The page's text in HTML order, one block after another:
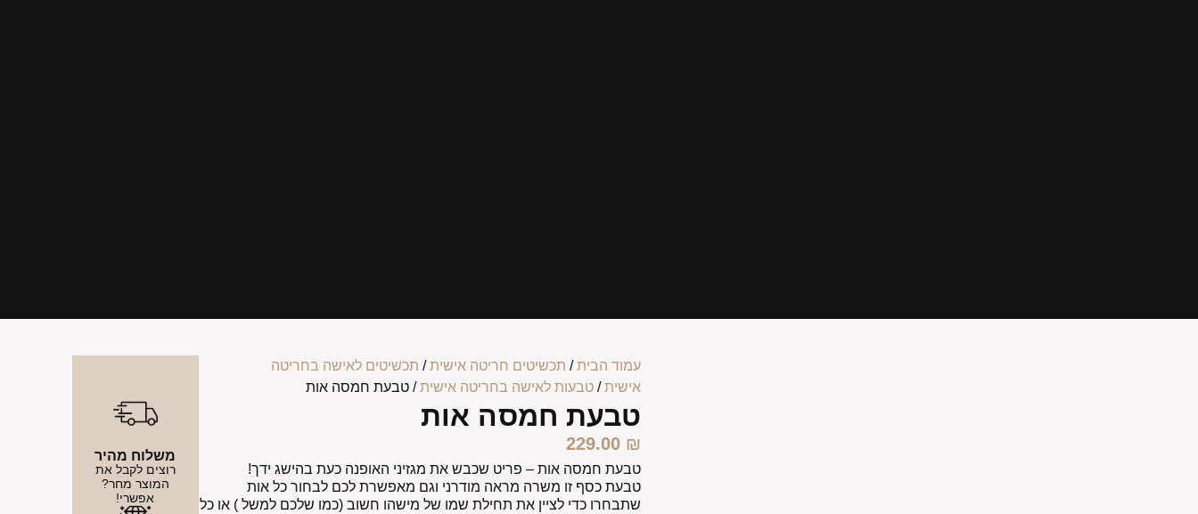
עמוד הבית/ תכשיטים חריטה אישית/ תכשיטים לאישה בחריטה
אישית/ טבעות לאישה בחריטה אישית/ טבעת חמסה אות
טבעת חמסה אות
229.00 ₪
טבעת חמסה אות – פריט שכבש את מגזיני האופנה כעת בהישג ידך!
טבעת כסף זו משרה מראה מודרני וגם מאפשרת לכם לבחור כל אות
שתבחרו כדי לציין את תחילת שמו של מישהו חשוב (כמו שלכם למשל ) או כל
משלוח מהיר
רוצים לקבל את
המוצר מחר?
אפשרי!